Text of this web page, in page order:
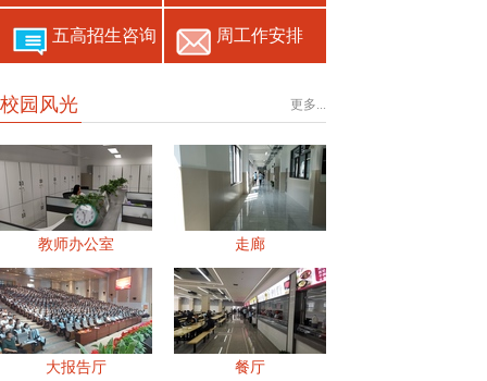
五高招生咨询 周工作安排
更多...
校园风光
教师办公室 走廊
大报告厅 餐厅